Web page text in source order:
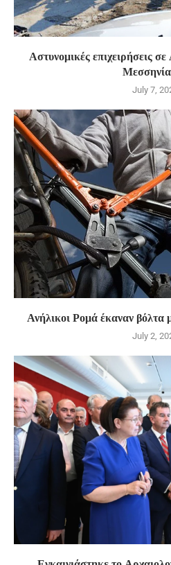
Αστυνομικές επιχειρήσεις
July 7,
Ανήλικοι Ρομά έκαναν
July 2,